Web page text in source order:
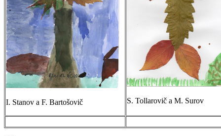
I. Stanov a F. Bartošovič S. Tollarovič a M. Surov